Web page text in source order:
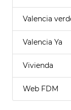
Valencia
Valencia Ya
Vivienda
Web FDM